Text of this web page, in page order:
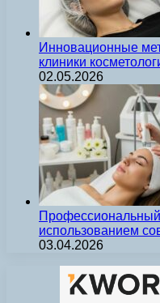
Инновационные
клиники
02.05.2026
Профессиональный
использованием
03.04.2026